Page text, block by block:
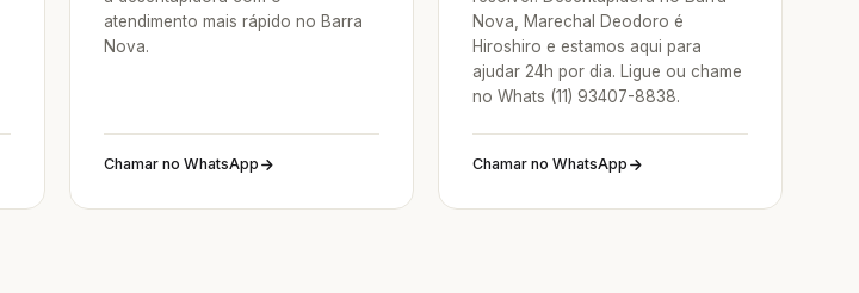
atendimento mais rápido no Barra
Nova.
Chamar no WhatsApp
Nova, Marechal Deodoro é
Hiroshiro e estamos aqui para
ajudar 24h por dia. Ligue ou chame
no Whats (11) 93407-8838.
Chamar no WhatsApp